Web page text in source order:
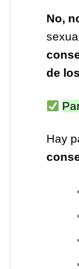
No,
de
Hay